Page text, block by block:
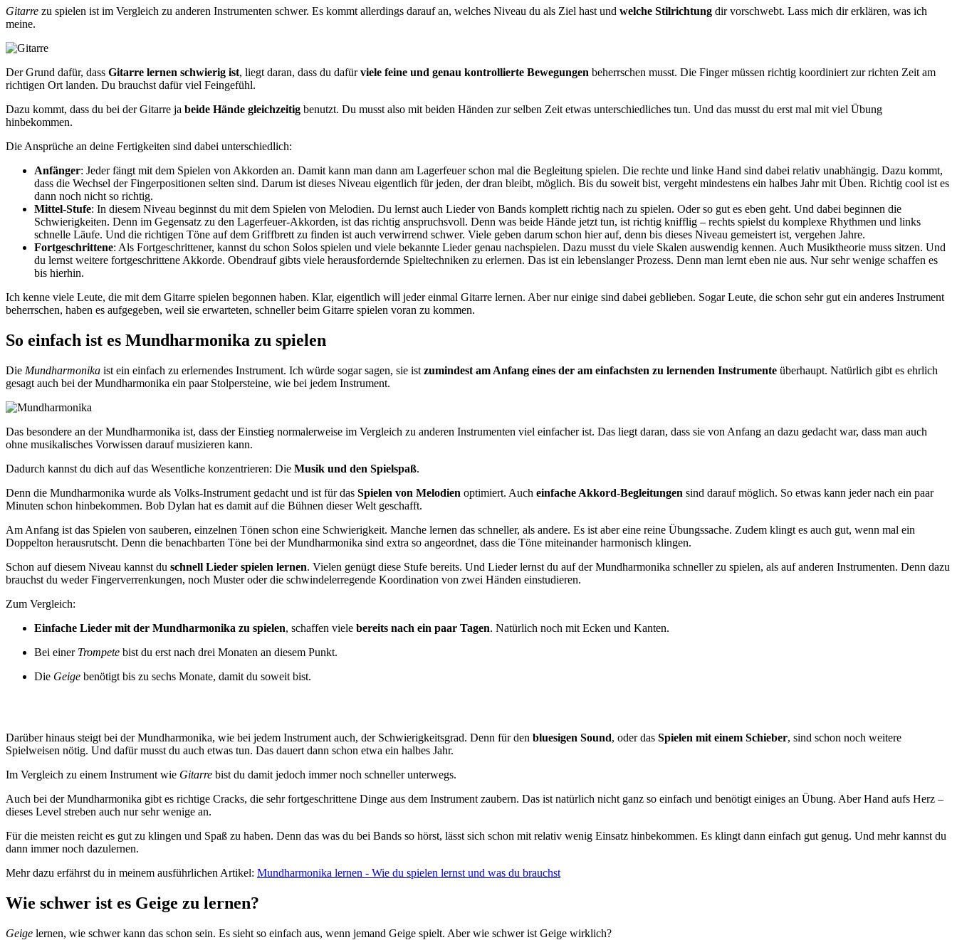
Gitarre zu spielen ist im Vergleich zu anderen Instrumenten schwer. Es kommt allerdings darauf an, welches Niveau du als Ziel hast und welche Stilrichtung dir vorschwebt. Lass mich dir erklären, was ich
meine.
Der Grund dafür, dass Gitarre lernen schwierig ist, liegt daran, dass du dafürviele feine und genau kontrollierte Bewegungen beherrschen musst. Die Finger müssen richtig koordiniert zur richten Zeit am
richtigen Ort landen. Du brauchst dafür viel Feingefühl.
Dazu kommt, dass du bei der Gitarre ja beide Hände gleichzeitig benutzt. Du musst also mit beiden Händen zur selben Zeit etwas unterschiedliches tun. Und das musst du erst mal mit viel Übung
hinbekommen.
Die Ansprüche an deine Fertigkeiten sind dabei unterschiedlich:
Anfänger: Jeder fängt mit dem Spielen von Akkorden an. Damit kann man dann am Lagerfeuer schon mal die Begleitung spielen. Die rechte und linke Hand sind dabei relativ unabhängig. Dazu kommt,
dass die Wechsel der Fingerpositionen selten sind. Darum ist dieses Niveau eigentlich für jeden, der dran bleibt, möglich. Bis du soweit bist, vergeht mindestens ein halbes Jahr mit Üben. Richtig cool ist es
dann noch nicht so richtig.
Mittel-Stufe: In diesem Niveau beginnst du mit dem Spielen von Melodien. Du lernst auch Lieder von Bands komplett richtig nach zu spielen. Oder so gut es eben geht. Und dabei beginnen die
Schwierigkeiten. Denn im Gegensatz zu den Lagerfeuer-Akkorden, ist das richtig anspruchsvoll. Denn was beide Hände jetzt tun, ist richtig knifflig – rechts spielst du komplexe Rhythmen und links
schnelle Läufe. Und die richtigen Töne auf dem Griffbrett zu finden ist auch verwirrend schwer. Viele geben darum schon hier auf, denn bis dieses Niveau gemeistert ist, vergehen Jahre.
Fortgeschrittene: Als Fortgeschrittener, kannst du schon Solos spielen und viele bekannte Lieder genau nachspielen. Dazu musst du viele Skalen auswendig kennen. Auch Musiktheorie muss sitzen. Und
du lernst weitere fortgeschrittene Akkorde. Obendrauf gibts viele herausfordernde Spieltechniken zu erlernen. Das ist ein lebenslanger Prozess. Denn man lernt eben nie aus. Nur sehr wenige schaffen es
bis hierhin.
Ich kenne viele Leute, die mit dem Gitarre spielen begonnen haben. Klar, eigentlich will jeder einmal Gitarre lernen. Aber nur einige sind dabei geblieben. Sogar Leute, die schon sehr gut ein anderes Instrument
beherrschen, haben es aufgegeben, weil sie erwarteten, schneller beim Gitarre spielen voran zu kommen.
So einfach ist es Mundharmonika zu spielen
Die Mundharmonika ist ein einfach zu erlernendes Instrument. Ich würde sogar sagen, sie ist zumindest am Anfang eines der am einfachsten zu lernenden Instrumente überhaupt. Natürlich gibt es ehrlich
gesagt auch bei der Mundharmonika ein paar Stolpersteine, wie bei jedem Instrument.
Das besondere an der Mundharmonika ist, dass der Einstieg normalerweise im Vergleich zu anderen Instrumenten viel einfacher ist. Das liegt daran, dass sie von Anfang an dazu gedacht war, dass man auch
ohne musikalisches Vorwissen darauf musizieren kann.
Dadurch kannst du dich auf das Wesentliche konzentrieren: Die Musik und den Spielspaß.
Denn die Mundharmonika wurde als Volks-Instrument gedacht und ist für das Spielen von Melodien optimiert. Auch einfache Akkord-Begleitungen sind darauf möglich. So etwas kann jeder nach ein paar
Minuten schon hinbekommen. Bob Dylan hat es damit auf die Bühnen dieser Welt geschafft.
Am Anfang ist das Spielen von sauberen, einzelnen Tönen schon eine Schwierigkeit. Manche lernen das schneller, als andere. Es ist aber eine reine Übungssache. Zudem klingt es auch gut, wenn mal ein
Doppelton herausrutscht. Denn die benachbarten Töne bei der Mundharmonika sind extra so angeordnet, dass die Töne miteinander harmonisch klingen.
Schon auf diesem Niveau kannst du schnell Lieder spielen lernen. Vielen genügt diese Stufe bereits. Und Lieder lernst du auf der Mundharmonika schneller zu spielen, als auf anderen Instrumenten. Denn dazu
brauchst du weder Fingerverrenkungen, noch Muster oder die schwindelerregende Koordination von zwei Händen einstudieren.
Zum Vergleich:
Einfache Lieder mit der Mundharmonika zu spielen, schaffen viele bereits nach ein paar Tagen. Natürlich noch mit Ecken und Kanten.
Bei einer Trompete bist du erst nach drei Monaten an diesem Punkt.
Die Geige benötigt bis zu sechs Monate, damit du soweit bist.
Darüber hinaus steigt bei der Mundharmonika, wie bei jedem Instrument auch, der Schwierigkeitsgrad. Denn für den bluesigen Sound, oder das Spielen mit einem Schieber, sind schon noch weitere
Spielweisen nötig. Und dafür musst du auch etwas tun. Das dauert dann schon etwa ein halbes Jahr.
Im Vergleich zu einem Instrument wie Gitarre bist du damit jedoch immer noch schneller unterwegs.
Auch bei der Mundharmonika gibt es richtige Cracks, die sehr fortgeschrittene Dinge aus dem Instrument zaubern. Das ist natürlich nicht ganz so einfach und benötigt einiges an Übung. Aber Hand aufs Herz –
dieses Level streben auch nur sehr wenige an.
Für die meisten reicht es gut zu klingen und Spaß zu haben. Denn das was du bei Bands so hörst, lässt sich schon mit relativ wenig Einsatz hinbekommen. Es klingt dann einfach gut genug. Und mehr kannst du
dann immer noch dazulernen.
Mehr dazu erfährst du in meinem ausführlichen Artikel: Mundharmonika lernen - Wie du spielen lernst und was du brauchst
Wie schwer ist es Geige zu lernen?
Geige lernen, wie schwer kann das schon sein. Es sieht so einfach aus, wenn jemand Geige spielt. Aber wie schwer ist Geige wirklich?